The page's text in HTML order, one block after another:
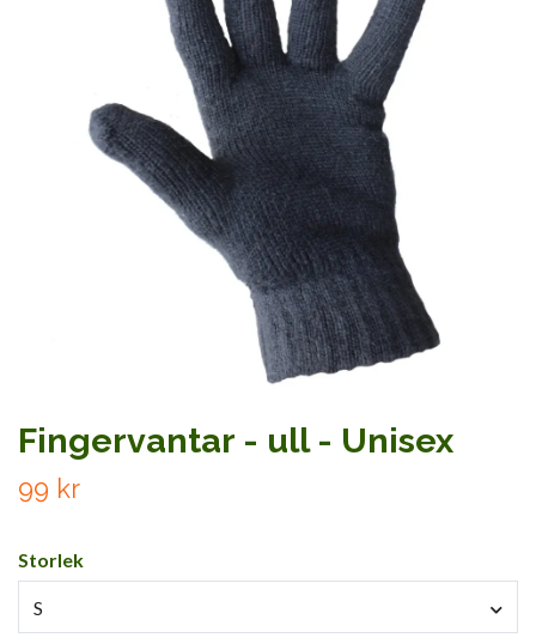
Fingervantar - ull - Unisex
99 kr
Storlek
S